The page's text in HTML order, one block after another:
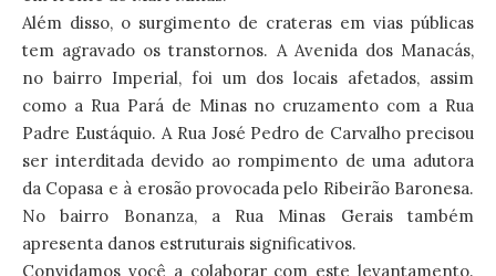
Além disso, o surgimento de crateras em vias públicas
tem agravado os transtornos. A Avenida dos Manacás,
no bairro Imperial, foi um dos locais afetados, assim
como a Rua Pará de Minas no cruzamento com a Rua
Padre Eustáquio. A Rua José Pedro de Carvalho precisou
ser interditada devido ao rompimento de uma adutora
da Copasa e à erosão provocada pelo Ribeirão Baronesa.
No bairro Bonanza, a Rua Minas Gerais também
apresenta danos estruturais significativos.
Convidamos você a colaborar com este levantamento.